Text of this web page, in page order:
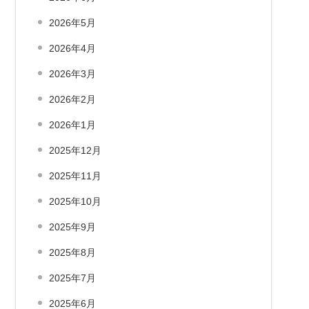
2026年5月
2026年4月
2026年3月
2026年2月
2026年1月
2025年12月
2025年11月
2025年10月
2025年9月
2025年8月
2025年7月
2025年6月